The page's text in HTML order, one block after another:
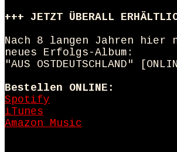
+++ JETZT ÜBERALL
Nach 8 langen Jahren hier
neues Erfolgs-Album:
"AUS OSTDEUTSCHLAND"
Bestellen ONLINE:
Spotify
iTunes
Amazon Music